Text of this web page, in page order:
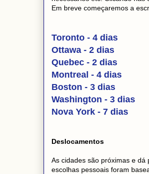
Em breve começaremos a
Toronto - 4 dias
Ottawa - 2 dias
Quebec - 2 dias
Montreal - 4 dias
Boston - 3 dias
Washington - 3 dias
Nova York - 7 dias
Deslocamentos
As cidades são próximas e
escolhas pessoais foram